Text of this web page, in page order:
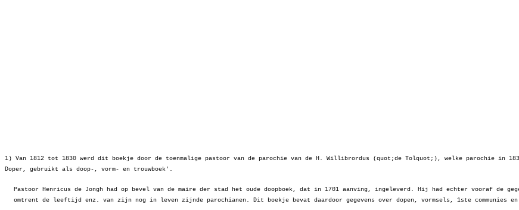
1) Van 1812 tot 1830 werd dit boekje door de toenmalige pastoor van de parochie van de H. Willibrordus (quot;de Tolquot;), welke parochie in
Doper, gebruikt als doop-, vorm- en trouwboek'.
Pastoor Henricus de Jongh had op bevel van de maire der stad het oude doopboek, dat in 1701 aanving, ingeleverd. Hij had echter vooraf de
omtrent de leeftijd enz. van zijn nog in leven zijnde parochianen. Dit boekje bevat daardoor gegevens over dopen, vormsels, 1ste communies en